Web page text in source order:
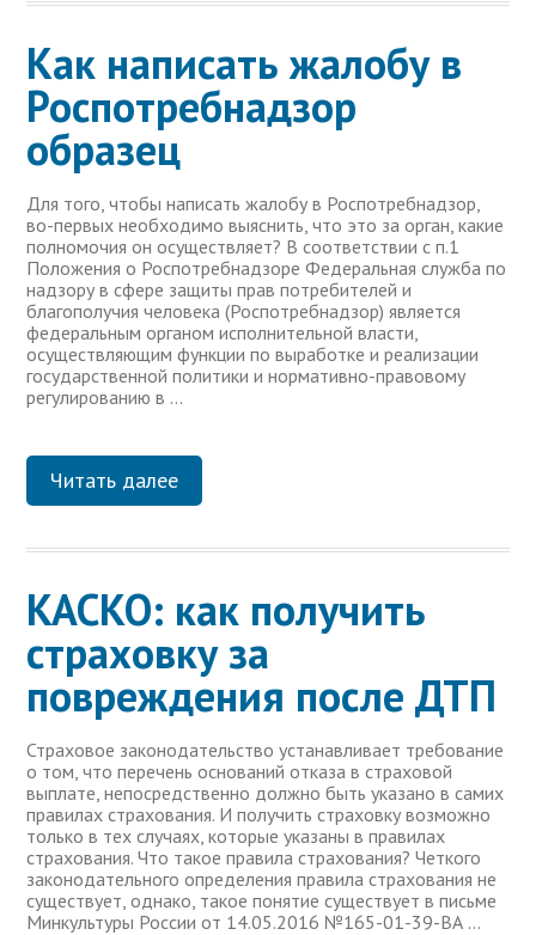
Как написать жалобу в
Роспотребнадзор
образец
Для того, чтобы написать жалобу в Роспотребнадзор,
во-первых необходимо выяснить, что это за орган, какие
полномочия он осуществляет? В соответствии с п.1
Положения о Роспотребнадзоре Федеральная служба по
надзору в сфере защиты прав потребителей и
благополучия человека (Роспотребнадзор) является
федеральным органом исполнительной власти,
осуществляющим функции по выработке и реализации
государственной политики и нормативно-правовому
регулированию в …
Читать далее
КАСКО: как получить
страховку за
повреждения после ДТП
Страховое законодательство устанавливает требование
о том, что перечень оснований отказа в страховой
выплате, непосредственно должно быть указано в самих
правилах страхования. И получить страховку возможно
только в тех случаях, которые указаны в правилах
страхования. Что такое правила страхования? Четкого
законодательного определения правила страхования не
существует, однако, такое понятие существует в письме
Минкультуры России от 14.05.2016 №165-01-39-ВА …